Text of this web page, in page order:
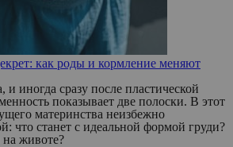
как роды и кормление меняют
и иногда сразу после пластической
показывает две полоски. В этот
материнства неизбежно
что станет с идеальной формой груди?
животе?